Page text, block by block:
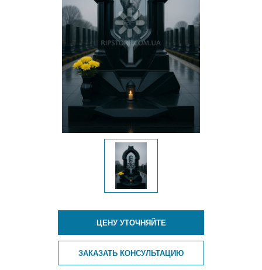
ЦЕНУ УТОЧНЯЙТЕ
ЗАКАЗАТЬ КОНСУЛЬТАЦИЮ